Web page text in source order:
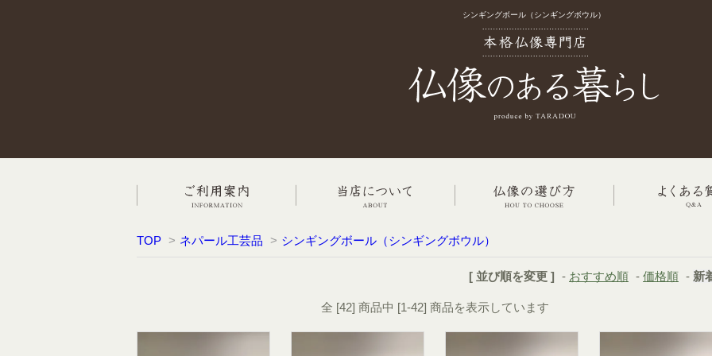
シンギングボール（シンギングボウル）
TOP > ネパール工芸品 > シンギングボール（シンギングボウル）
[ 並び順を変更 ] - おすすめ順 - 価格順 - 新
全 [42] 商品中 [1-42] 商品を表示しています